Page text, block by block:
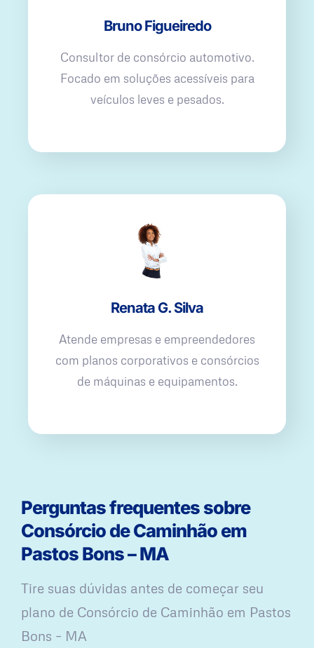
Bruno Figueiredo
Consultor de consórcio automotivo.
Focado em soluções acessíveis para
veículos leves e pesados.
Renata G. Silva
Atende empresas e empreendedores
com planos corporativos e consórcios
de máquinas e equipamentos.
Perguntas frequentes sobre
Consórcio de Caminhão em
Pastos Bons – MA
Tire suas dúvidas antes de começar seu
plano ​de Consórcio de Caminhão em Pastos
Bons – MA